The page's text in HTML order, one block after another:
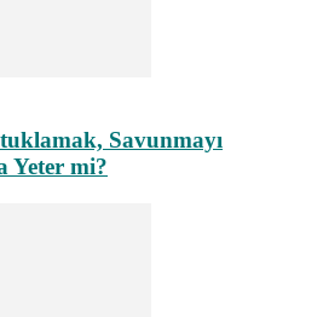
Savunmayı
Yeter mi?